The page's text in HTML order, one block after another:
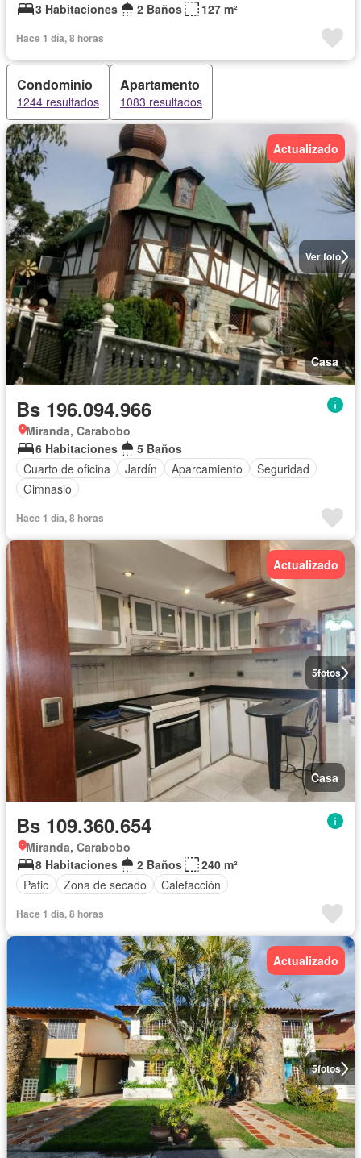
3 Habitaciones
2 Baños 127 m²
Hace 1 día, 8 horas
Condominio
1244 resultados
Apartamento
1083 resultados
Ver foto
Actualizado
Casa
Bs 196.094.966
Miranda, Carabobo
6 Habitaciones
5 Baños
Cuarto de oficina
Jardín Aparcamiento
Seguridad
Gimnasio
Hace 1 día, 8 horas
5fotos
Actualizado
Casa
Bs 109.360.654
Miranda, Carabobo
8 Habitaciones
2 Baños
240 m²
Patio
Zona de secado Calefacción
Hace 1 día, 8 horas
5fotos
Actualizado